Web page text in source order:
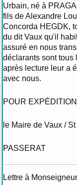
Urbain, né à
fils de Alexandre
Concorda HEGDK,
du dit Vaux qu'il
assuré en nous
déclarants sont tous
après lecture leur a
avec nous.
POUR
le Maire de Vaux /
PASSERAT
Lettre à